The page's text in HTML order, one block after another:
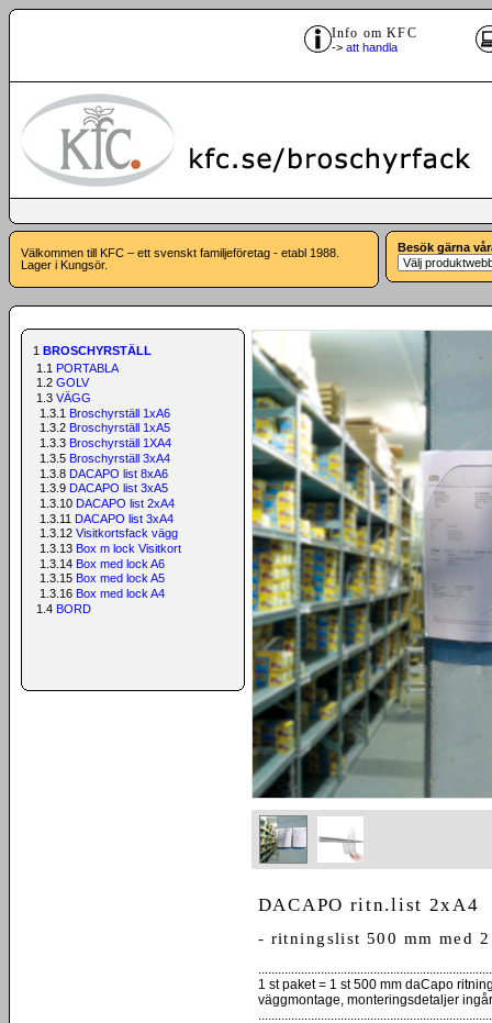
Info om KFC
-> att handla
Välkommen till KFC – ett svenskt familjeföretag - etabl 1988.
Lager i Kungsör.
Besök gärna
1 BROSCHYRSTÄLL
1.1 PORTABLA
1.2 GOLV
1.3 VÄGG
1.3.1 Broschyrställ 1xA6
1.3.2 Broschyrställ 1xA5
1.3.3 Broschyrställ 1XA4
1.3.5 Broschyrställ 3xA4
1.3.8 DACAPO list 8xA6
1.3.9 DACAPO list 3xA5
1.3.10 DACAPO list 2xA4
1.3.11 DACAPO list 3xA4
1.3.12 Visitkortsfack vägg
1.3.13 Box m lock Visitkort
1.3.14 Box med lock A6
1.3.15 Box med lock A5
1.3.16 Box med lock A4
1.4 BORD
DACAPO ritn.list 2xA4
- ritningslist 500 mm med
1 st paket = 1 st 500 mm daCapo
väggmontage, monteringsdetaljer